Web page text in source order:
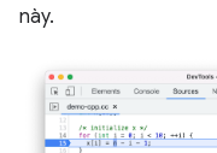
này.